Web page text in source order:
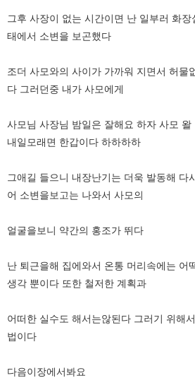
그후 사장이 없는 시간이면 난 일부러 화
태에서 소변을 보곤했다
조더 사모와의 사이가 가까워 지면서 허물
다 그러던중 내가 사모에게
사모님 사장님 밤일은 잘해요 하자 사모
내일모래면 한갑이다 하하하하
그애길 들으니 내장난기는 더욱 발동해 다
어 소변을보고는 나와서 사모의
얼굴을보니 약간의 홍조가 뛰다
난 퇴근을해 집에와서 온통 머리속에는 어
생각 뿐이다 또한 철저한 계획과
어떠한 실수도 해서는않된다 그러기 위해
법이다
다음이장에서봐요